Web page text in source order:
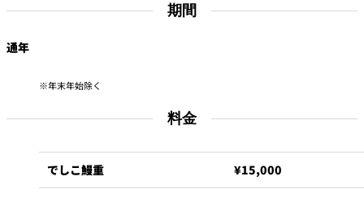
期間
通年
年末年始除く
料金
でしこ鰻重 ¥15,000